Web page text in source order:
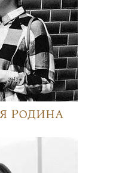
Родина